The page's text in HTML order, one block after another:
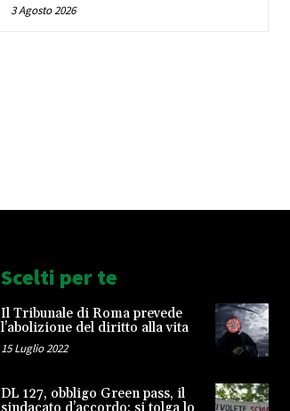
3 Agosto 2026
Scelti per te
Il Tribunale di Roma prevede
l’abolizione del diritto alla vita
15 Luglio 2022
DL 127, obbligo Green pass, il